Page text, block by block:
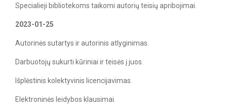
Specialieji bibliotekoms taikomi autorių teisių apribojimai.
2023-01-25
Autorinės sutartys ir autorinis atlyginimas.
Darbuotojų sukurti kūriniai ir teisės į juos.
Išplėstinis kolektyvinis licencijavimas.
Elektroninės leidybos klausimai.